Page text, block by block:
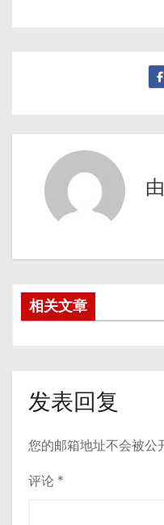
由
相关文章
发表回复
您的邮箱地址不会被公
评论 *